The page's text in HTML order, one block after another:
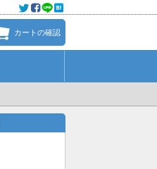
カートの確認